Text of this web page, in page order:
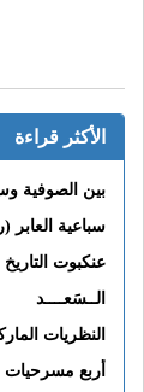
الأكثر قراءة
بين الصوفية
سباعية العابر
عنكبوت
الــسَعــــد
النظريات
أربع مسرحيات